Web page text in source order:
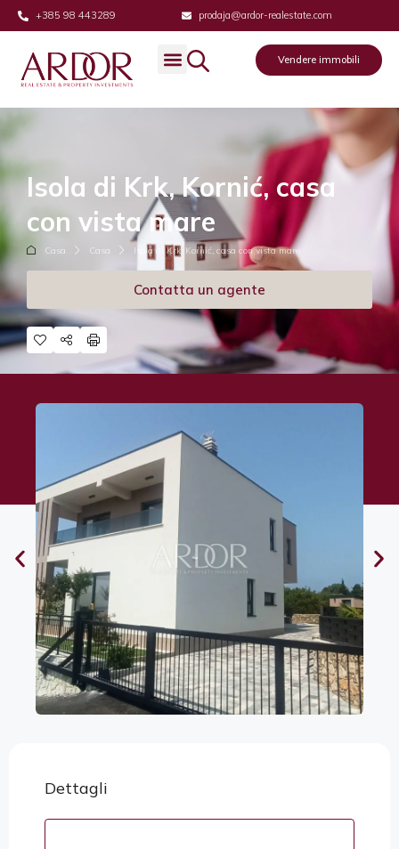
+385 98 443289 prodaja@ardor-realestate.com
Vendere immobili
Isola di Krk, Kornić, casa
con vista mare
Casa Casa Isola di Krk, Kornić, casa con vista mare
Contatta un agente
Dettagli